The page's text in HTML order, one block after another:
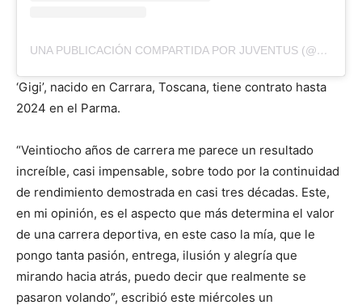
UNA PUBLICACIÓN COMPARTIDA POR JUVENTUS (@JUVENTUS)
‘Gigi’, nacido en Carrara, Toscana, tiene contrato hasta
2024 en el Parma.
“Veintiocho años de carrera me parece un resultado
increíble, casi impensable, sobre todo por la continuidad
de rendimiento demostrada en casi tres décadas. Este,
en mi opinión, es el aspecto que más determina el valor
de una carrera deportiva, en este caso la mía, que le
pongo tanta pasión, entrega, ilusión y alegría que
mirando hacia atrás, puedo decir que realmente se
pasaron volando”, escribió este miércoles un